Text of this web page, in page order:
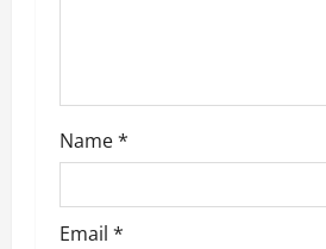
Name*
Email *